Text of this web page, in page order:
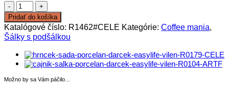
množstvo
Hrnček
Celestial
Pridať do košíka
Katalógové číslo: R1462#CELE Kategórie: Coffee mania,
Šálky s podšálkou
Možno by sa Vám páčilo…